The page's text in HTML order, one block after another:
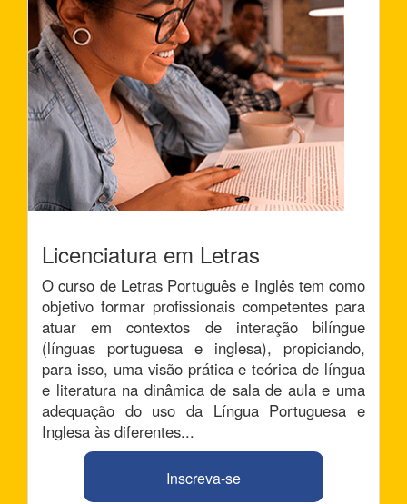
Licenciatura em Letras
O curso de Letras Português e Inglês tem como
objetivo formar profissionais competentes para
atuar em contextos de interação bilíngue
(línguas portuguesa e inglesa), propiciando,
para isso, uma visão prática e teórica de língua
e literatura na dinâmica de sala de aula e uma
adequação do uso da Língua Portuguesa e
Inglesa às diferentes...
Inscreva-se